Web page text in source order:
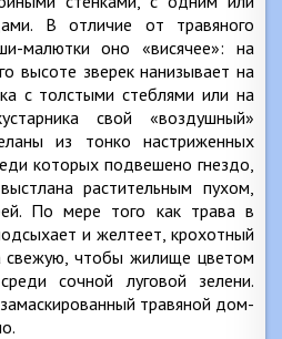
В отличие от травяного
малютки оно «висячее»: на
высоте зверек нанизывает на
с толстыми стеблями или на
свой «воздушный»
из тонко настриженных
которых подвешено гнездо,
растительным пухом,
По мере того как трава в
и желтеет, крохотный
свежую, чтобы жилище цветом
сочной луговой зелени.
травяной дом-